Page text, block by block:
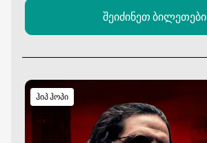
შეიძინეთ ბილეთები
ჰიპ ჰოპი